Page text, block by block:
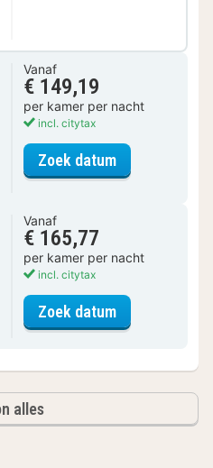
Vanaf
€ 149,19
per kamer per nacht
incl. citytax
Zoek datumvoor Superior
Vanaf
€ 165,77
per kamer per nacht
incl. citytax
Zoek datumvoor Superior
alles